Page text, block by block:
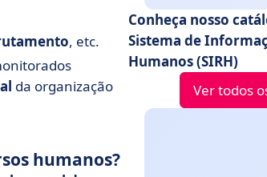
, etc.
da organização
humanos?
Conheça nosso
Sistema de
Humanos (SIRH)
Ver todos